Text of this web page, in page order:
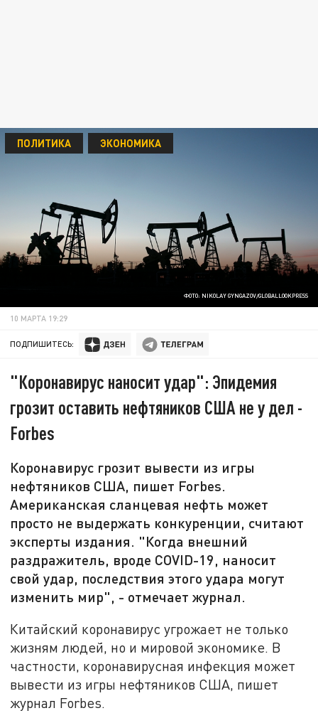
ФОТО: NIKOLAY GYNGAZOV/GLOBALLOOKPRESS
ПОЛИТИКА ЭКОНОМИКА
10 МАРТА 19:29
ПОДПИШИТЕСЬ:
"Коронавирус наносит удар": Эпидемия
грозит оставить нефтяников США не у дел -
Forbes
Коронавирус грозит вывести из игры
нефтяников США, пишет Forbes.
Американская сланцевая нефть может
просто не выдержать конкуренции, считают
эксперты издания. "Когда внешний
раздражитель, вроде COVID-19, наносит
свой удар, последствия этого удара могут
изменить мир", - отмечает журнал.
Китайский коронавирус угрожает не только
жизням людей, но и мировой экономике. В
частности, коронавирусная инфекция может
вывести из игры нефтяников США, пишет
журнал Forbes.